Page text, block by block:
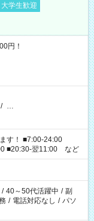
大学生歓迎
円！
/ …
す！ ■7:00-24:00
■20:30-翌11:00 など
/ 40～50代活躍中 / 副
/ 電話対応なし / パソ